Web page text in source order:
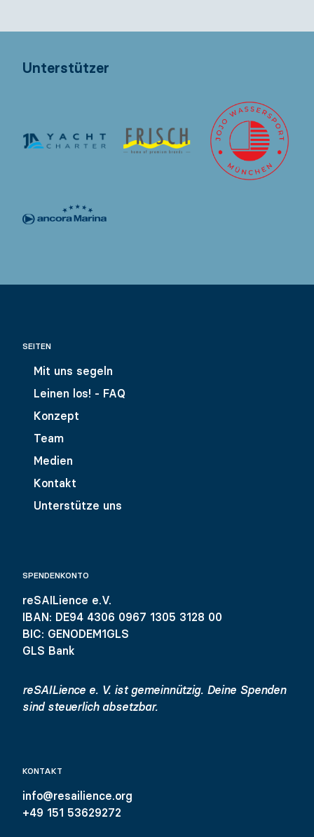
Unterstützer
SEITEN
Mit uns segeln
Leinen los! - FAQ
Konzept
Team
Medien
Kontakt
Unterstütze uns
SPENDENKONTO
reSAILience e.V.
IBAN: DE94 4306 0967 1305 3128 00
BIC: GENODEM1GLS
GLS Bank
reSAILience e. V. ist gemeinnützig. Deine Spenden
sind steuerlich absetzbar.
KONTAKT
info@resailience.org
+49 151 53629272